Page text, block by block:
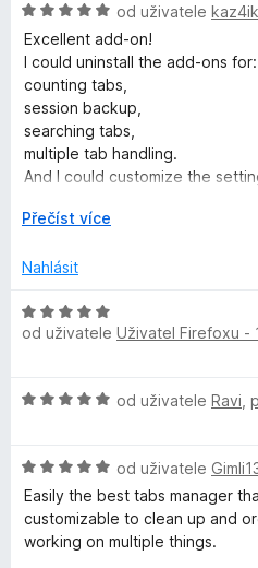
5
z
e
n
:
5
z
5
n
o
c
e
n
:
3
5
H
o
d
n
o
c
e
n
:
z
od uživatele
Excellent add-on!
I could uninstall the add-ons for:
counting tabs,
session backup,
searching tabs,
multiple tab handling.
And I could customize the
R
z
a
l
d
Přečíst více
Nahlásit
H
o
o
n
:
5
od uživatele Uživatel Firefoxu -
H
n
o
c
e
od uživatele Ravi
H
o
d
n
od uživatele
Easily the best tabs manager
customizable to clean up and
working on multiple things.